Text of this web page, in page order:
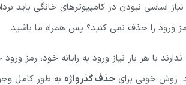
اساسی نبودن در کامپیوترهای خانگی باید
ورود را حذف نمی کنید؟ پس همراه ما باشید.
با هر بار نیاز ورود به رایانه خود، رمز
روش خوبی برای حذف گذرواژه به طور کامل